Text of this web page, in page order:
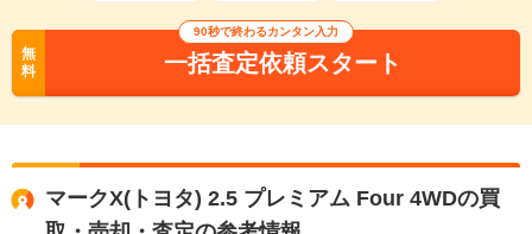
無
料
90秒で終わるカンタン入力
一括査定依頼スタート
マークX(トヨタ) 2.5 プレミアム Four 4WDの買